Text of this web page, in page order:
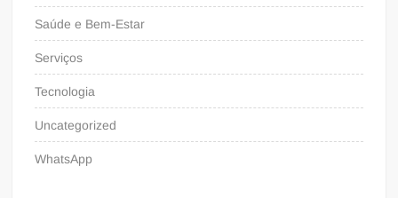
Saúde e Bem-Estar
Serviços
Tecnologia
Uncategorized
WhatsApp